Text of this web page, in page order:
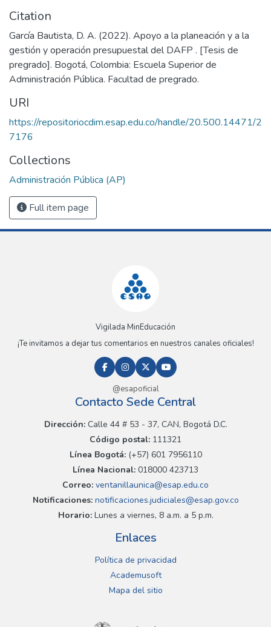
Citation
García Bautista, D. A. (2022). Apoyo a la planeación y a la
gestión y operación presupuestal del DAFP . [Tesis de
pregrado]. Bogotá, Colombia: Escuela Superior de
Administración Pública. Facultad de pregrado.
URI
https://repositoriocdim.esap.edu.co/handle/20.500.14471/2
7176
Collections
Administración Pública (AP)
Full item page
Vigilada MinEducación
¡Te invitamos a dejar tus comentarios en nuestros canales oficiales!
@esapoficial
Contacto Sede Central
Dirección:Calle 44 # 53 - 37, CAN, Bogotá D.C.
Código postal: 111321
Línea Bogotá:(+57) 601 7956110
Línea Nacional: 018000 423713
Correo: ventanillaunica@esap.edu.co
Notificaciones:notificaciones.judiciales@esap.gov.co
Horario:Lunes a viernes, 8 a.m. a 5 p.m.
Enlaces
Política de privacidad
Academusoft
Mapa del sitio